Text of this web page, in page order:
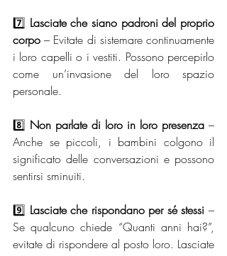
7️⃣ Lasciate che siano padroni del proprio
corpo – Evitate di sistemare continuamente
i loro capelli o i vestiti. Possono percepirlo
come un’invasione del loro spazio
personale.
8️⃣ Non parlate di loro in loro presenza –
Anche se piccoli, i bambini colgono il
significato delle conversazioni e possono
sentirsi sminuiti.
9️⃣ Lasciate che rispondano per sé stessi –
Se qualcuno chiede “Quanti anni hai?”,
evitate di rispondere al posto loro. Lasciate